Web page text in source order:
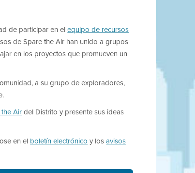
de participar en elequipo de recursos
de Spare the Air han unido a grupos
en los proyectos que promueven un
a su grupo de exploradores,
Airdel Distrito y presente sus ideas
en el boletín electrónico y losavisos